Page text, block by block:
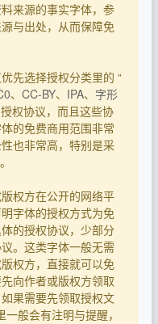
来源的事实字体，参
与出处，从而保障免
先选择授权分类里的 “
、 CC-BY、 IPA、 字形
权协议，而且这些协
的免费商用范围非常
也非常高，特别是采
权方在公开的网络平
字体的授权方式为免
的授权协议，少部分
。这类字体一般无需
权方，直接就可以免
向作者或版权方领取
果需要先领取授权文
般会有注明与提醒，